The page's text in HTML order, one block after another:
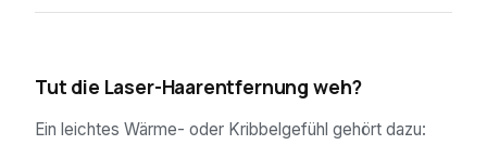
Tut die Laser-Haarentfernung weh?
Ein leichtes Wärme- oder Kribbelgefühl gehört dazu: